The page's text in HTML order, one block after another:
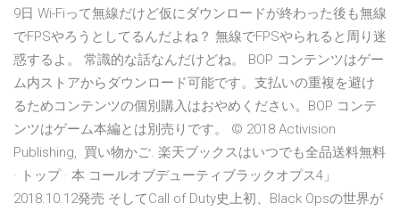
9日 Wi-Fiって無線だけど仮にダウンロードが終わった後も無線
でFPSやろうとしてるんだよね？ 無線でFPSやられると周り迷
惑するよ。 常識的な話なんだけどね。 BOP コンテンツはゲー
ム内ストアからダウンロード可能です。支払いの重複を避け
るためコンテンツの個別購入はおやめください。BOP コンテ
ンツはゲーム本編とは別売りです。 © 2018 Activision
Publishing, 買い物かご. 楽天ブックスはいつでも全品送料無料
· トップ · 本 コールオブデューティブラックオプス4」
2018.10.12発売 そしてCall of Duty史上初、Black Opsの世界が